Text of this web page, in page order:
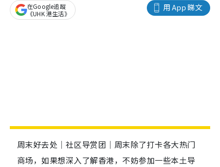
用 App 睇文
在Google追蹤
《UHK 港生活》
周末好去处｜社区导赏团｜周末除了打卡各大热门
商场，如果想深入了解香港，不妨参加一些本土导